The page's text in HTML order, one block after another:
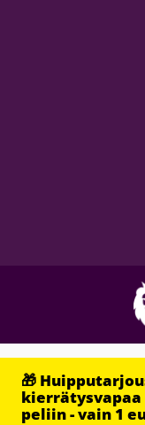
🎁
kierrätysvapaa
peliin - vain 1